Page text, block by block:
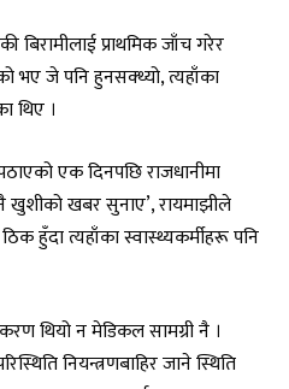
प्राथमिक जाँच गरेर
भए जे पनि हुनसक्थ्यो, त्यहाँका
थिए ।
एक दिनपछि राजधानीमा
खुशीको खबर सुनाए’, रायमाझीले
हुँदा त्यहाँका स्वास्थ्यकर्मीहरू पनि
थियो न मेडिकल सामग्री नै ।
नियन्त्रणबाहिर जाने स्थिति